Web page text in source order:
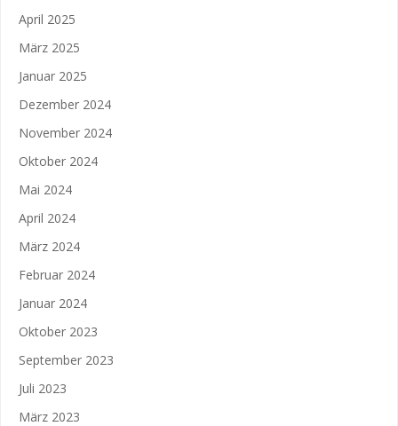
April 2025
März 2025
Januar 2025
Dezember 2024
November 2024
Oktober 2024
Mai 2024
April 2024
März 2024
Februar 2024
Januar 2024
Oktober 2023
September 2023
Juli 2023
März 2023